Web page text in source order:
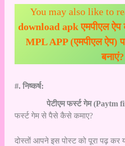
You may also like to
download apk एमपीएल
MPL APP (एमपीएल ऐप)
बनाएं?
#. निष्कर्ष:
पेटीएम फर्स्ट गेम (Paytm
फर्स्ट गेम से पैसे कैसे कमाए?
दोस्तों आपने इस पोस्ट को पूरा पढ़ कर